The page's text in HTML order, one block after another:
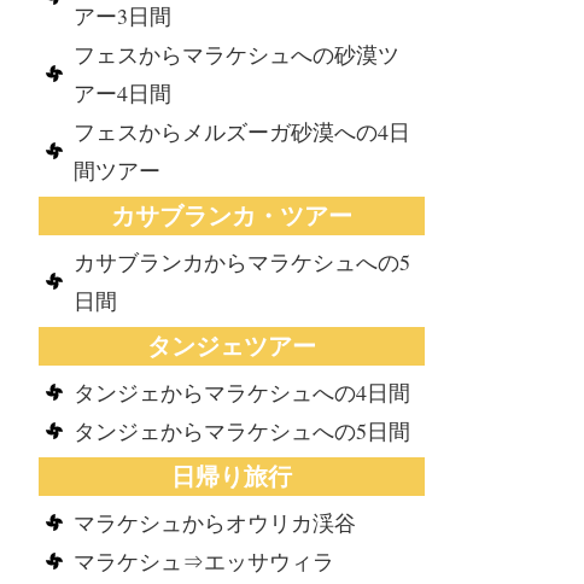
アー3日間
フェスからマラケシュへの砂漠ツ
アー4日間
フェスからメルズーガ砂漠への4日
間ツアー
カサブランカ・ツアー
カサブランカからマラケシュへの5
日間
タンジェツアー
タンジェからマラケシュへの4日間
タンジェからマラケシュへの5日間
日帰り旅行
マラケシュからオウリカ渓谷
マラケシュ⇒エッサウィラ